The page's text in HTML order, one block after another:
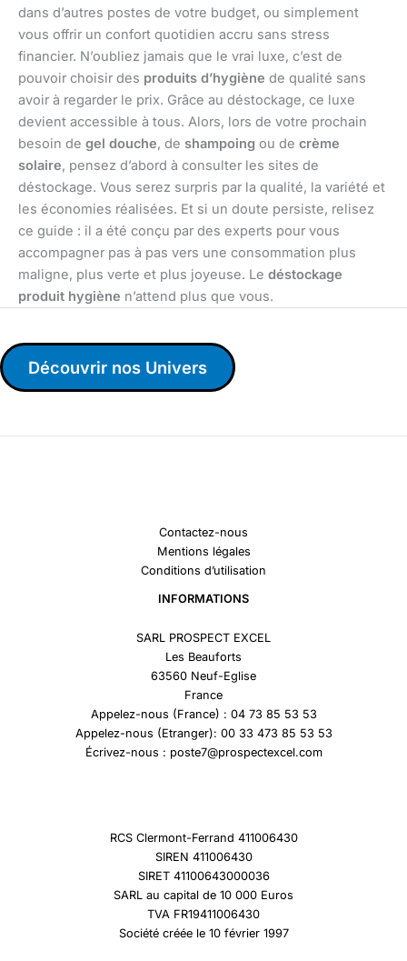
dans d’autres postes de votre budget, ou simplement
vous offrir un confort quotidien accru sans stress
financier. N’oubliez jamais que le vrai luxe, c’est de
pouvoir choisir des produits d’hygiène de qualité sans
avoir à regarder le prix. Grâce au déstockage, ce luxe
devient accessible à tous. Alors, lors de votre prochain
besoin de gel douche, de shampoing ou de crème
solaire, pensez d’abord à consulter les sites de
déstockage. Vous serez surpris par la qualité, la variété et
les économies réalisées. Et si un doute persiste, relisez
ce guide : il a été conçu par des experts pour vous
accompagner pas à pas vers une consommation plus
maligne, plus verte et plus joyeuse. Le déstockage
produit hygiène n’attend plus que vous.
Découvrir nos Univers
Contactez-nous
Mentions légales
Conditions d’utilisation
INFORMATIONS
SARL PROSPECT EXCEL
Les Beauforts
63560 Neuf-Eglise
France
Appelez-nous (France) : 04 73 85 53 53
Appelez-nous (Etranger): 00 33 473 85 53 53
Écrivez-nous : poste7@prospectexcel.com
RCS Clermont-Ferrand 411006430
SIREN 411006430
SIRET 41100643000036
SARL au capital de 10 000 Euros
TVA FR19411006430
Société créée le 10 février 1997